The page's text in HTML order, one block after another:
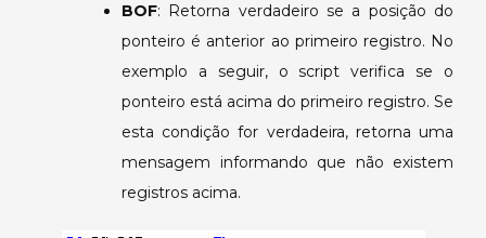
BOF: Retorna verdadeiro se a posição do
ponteiro é anterior ao primeiro registro. No
exemplo a seguir, o script verifica se o
ponteiro está acima do primeiro registro. Se
esta condição for verdadeira, retorna uma
mensagem informando que não existem
registros acima.